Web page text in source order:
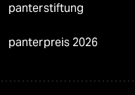
panterstiftung
panterpreis 2026